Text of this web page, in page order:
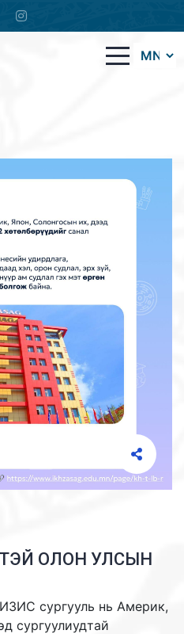
ОЛОН УЛСЫН
сургууль нь Америк,
сургуулиудтай